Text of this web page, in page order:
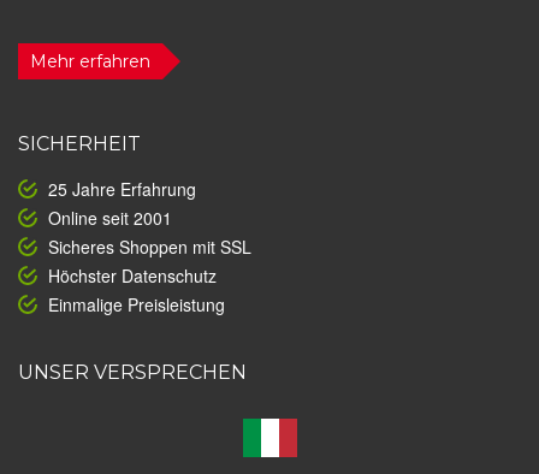
Mehr erfahren
SICHERHEIT
25 Jahre Erfahrung
Online seit 2001
Sicheres Shoppen mit SSL
Höchster Datenschutz
Einmalige Preisleistung
UNSER VERSPRECHEN